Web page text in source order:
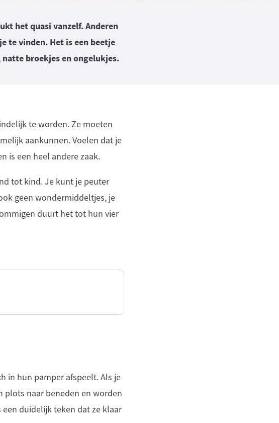
het quasi vanzelf. Anderen
te vinden. Het is een beetje
broekjes en ongelukjes.
te worden. Ze moeten
aankunnen. Voelen dat je
is een heel andere zaak.
tot kind. Je kunt je peuter
geen wondermiddeltjes, je
duurt het tot hun vier
in hun pamper afspeelt. Als je
plots naar beneden en worden
een duidelijk teken dat ze klaar